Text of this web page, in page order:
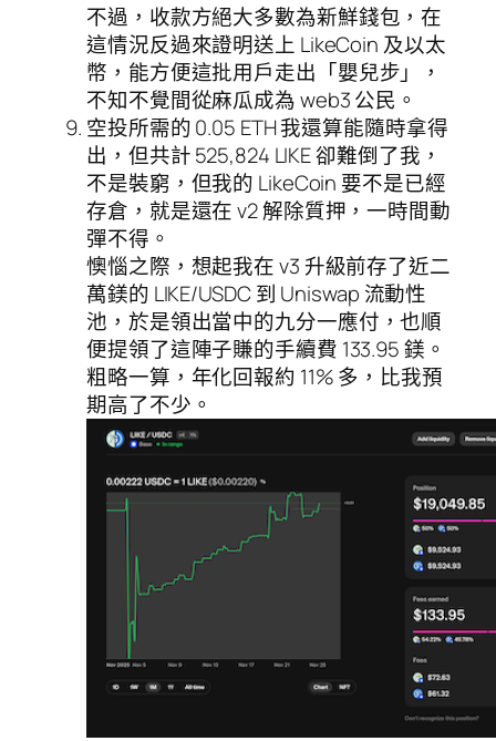
不過，收款方絕大多數為新鮮錢包，在
這情況反過來證明送上 LikeCoin 及以太
幣，能方便這批用戶走出「嬰兒步」，
不知不覺間從麻瓜成為 web3 公民。
空投所需的 0.05 ETH 我還算能隨時拿得
出，但共計 525,824 LIKE 卻難倒了我，
不是裝窮，但我的 LikeCoin 要不是已經
存倉，就是還在 v2 解除質押，一時間動
彈不得。
懊惱之際，想起我在 v3 升級前存了近二
萬鎂的 LIKE/USDC 到 Uniswap 流動性
池，於是領出當中的九分一應付，也順
便提領了這陣子賺的手續費 133.95 鎂。
粗略一算，年化回報約 11% 多，比我預
期高了不少。